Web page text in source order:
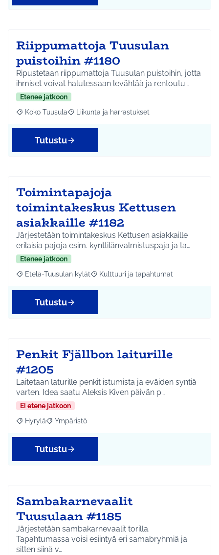
Riippumattoja Tuusulan
puistoihin #1180
Ripustetaan riippumattoja Tuusulan puistoihin, jotta
ihmiset voivat halutessaan levähtää ja rentoutu…
Etenee jatkoon
Rajaa tulokset aihepiirin mukaan: Koko Tuusula
Koko Tuusula Rajaa tulokset teeman mukaan: Liikunta ja
Liikunta ja harrastukset
Tutustu
Toimintapajoja
toimintakeskus Kettusen
asiakkaille #1182
Järjestetään toimintakeskus Kettusen asiakkaille
erilaisia pajoja esim. kynttilänvalmistuspaja ja ta…
Etenee jatkoon
Rajaa tulokset aihepiirin mukaan: Etelä-Tuusulan kylät
Etelä-Tuusulan kylät Rajaa tulokset teeman mukaan:
Kulttuuri ja tapahtumat
Tutustu
Penkit Fjällbon laiturille
#1205
Laitetaan laturille penkit istumista ja eväiden syntiä
varten. Idea saatu Aleksis Kiven päivän p…
Ei etene jatkoon
Rajaa tulokset aihepiirin mukaan: Hyrylä
Hyrylä Rajaa tulokset teeman mukaan: Ympäristö
Ympäristö
Tutustu
Sambakarnevaalit
Tuusulaan #1185
Järjestetään sambakarnevaalit torilla.
Tapahtumassa voisi esiintyä eri samabryhmiä ja
sitten siinä v…